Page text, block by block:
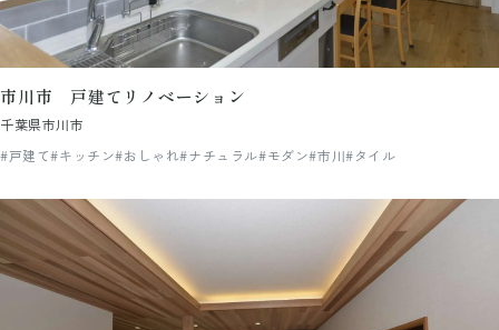
市川市 戸建てリノベーション
千葉県市川市
#戸建て#キッチン#おしゃれ#ナチュラル#モダン#市川#タイル